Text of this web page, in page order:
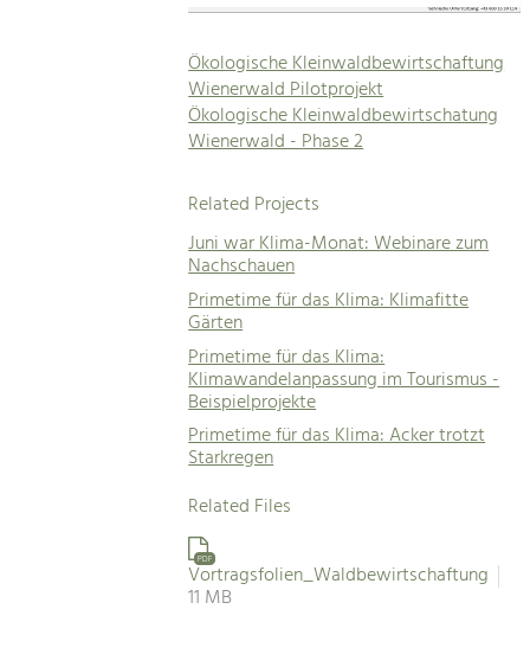
Ökologische Kleinwaldbewirtschaftung
Wienerwald Pilotprojekt
Ökologische Kleinwaldbewirtschatung
Wienerwald - Phase 2
Related Projects
Juni war Klima-Monat: Webinare zum
Nachschauen
Primetime für das Klima: Klimafitte
Gärten
Primetime für das Klima:
Klimawandelanpassung im Tourismus -
Beispielprojekte
Primetime für das Klima: Acker trotzt
Starkregen
Related Files
PDF
Vortragsfolien_Waldbewirtschaftung
11 MB